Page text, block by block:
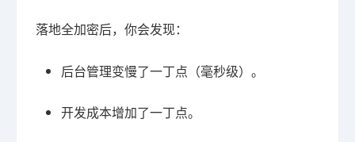
落地全加密后，你会发现：
后台管理变慢了一丁点（毫秒级）。
开发成本增加了一丁点。